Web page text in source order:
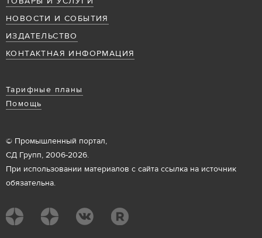
НОВОСТИ И СОБЫТИЯ
ИЗДАТЕЛЬСТВО
КОНТАКТНАЯ ИНФОРМАЦИЯ
Тарифные планы
Помощь
© Промышленный портал,
СД Групп, 2006-2026.
При использовании материалов с сайта ссылка на источник
обязательна.